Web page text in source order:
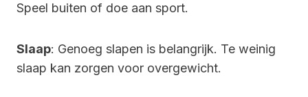
Speel buiten of doe aan sport.
Slaap: Genoeg slapen is belangrijk. Te weinig
slaap kan zorgen voor overgewicht.